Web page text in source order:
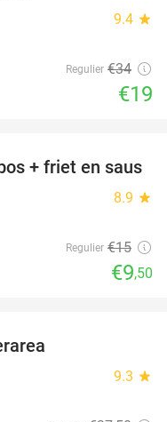
9.4 star
Regulier €34
€19
37%
+ friet en saus
8.9 star
Regulier €15
€9,50
9.3 star